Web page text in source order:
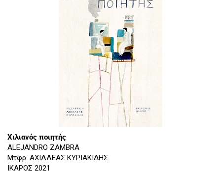
Χιλιανός ποιητής
ALEJANDRO ZAMBRA
Μτφρ. ΑΧΙΛΛΕΑΣ ΚΥΡΙΑΚΙΔΗΣ
ΙΚΑΡΟΣ 2021